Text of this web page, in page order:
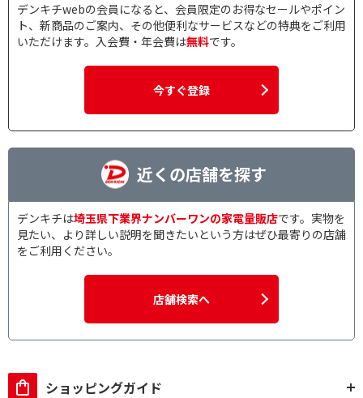
デンキチwebの会員になると、会員限定のお得なセールやポイン
ト、新商品のご案内、その他便利なサービスなどの特典をご利用
いただけます。入会費・年会費は無料です。
今すぐ登録
近くの店舗を探す
デンキチは埼玉県下業界ナンバーワンの家電量販店です。実物を
見たい、より詳しい説明を聞きたいという方はぜひ最寄りの店舗
をご利用ください。
店舗検索へ
ショッピングガイド